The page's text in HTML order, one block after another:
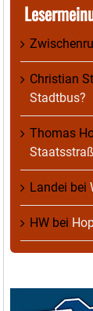
Christian
Stadtbus?
Thomas
Landei bei
HW bei